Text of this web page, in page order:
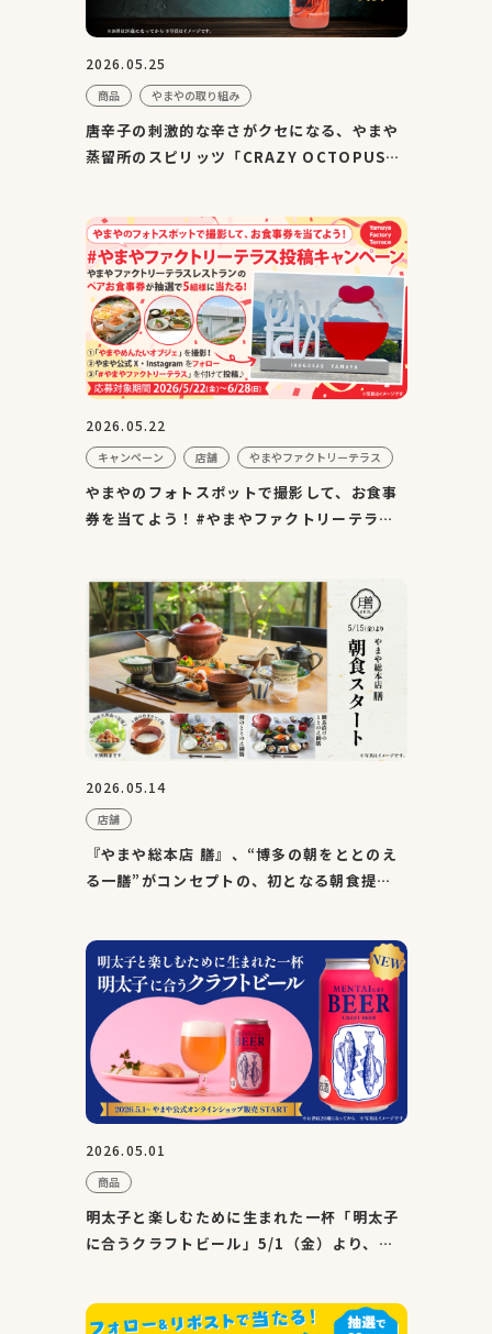
2026.05.25
商品 やまやの取り組み
唐辛子の刺激的な辛さがクセになる、やまや
蒸留所のスピリッツ「CRAZY OCTOPUS」
2026.05.22
キャンペーン 店舗 やまやファクトリーテラス
やまやのフォトスポットで撮影して、お食事
券を当てよう！#やまやファクトリーテラス
2026.05.14
店舗
『やまや総本店 膳』、“博多の朝をととのえ
る一膳”がコンセプトの、初となる朝食提供
2026.05.01
商品
明太子と楽しむために生まれた一杯「明太子
に合うクラフトビール」5/1（金）より、や